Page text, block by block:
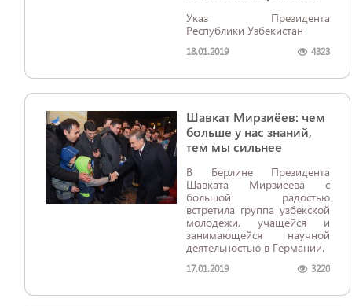
Указ Президента
Республики Узбекистан
18.01.2019 4323
Шавкат Мирзиёев: чем
больше у нас знаний,
тем мы сильнее
В Берлине Президента
Шавката Мирзиёева с
большой радостью
встретила группа узбекской
молодежи, учащейся и
занимающейся научной
деятельностью в Германии.
17.01.2019 3220